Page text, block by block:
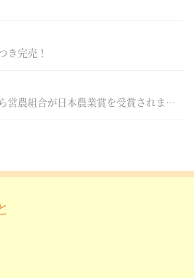
き完売！
大沢野地区（農）あねくら営農組合が日本農業賞を受賞されました